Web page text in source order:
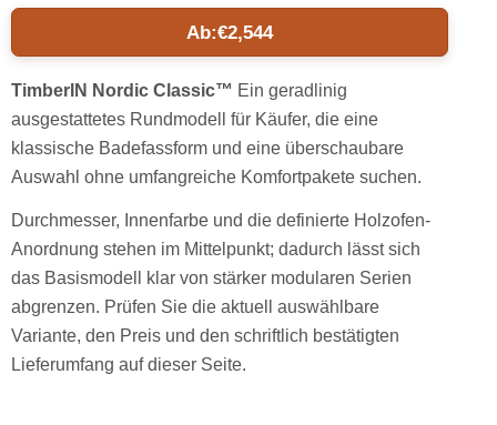
Ab:€2,544
TimberIN Nordic Classic™ Ein geradlinig
ausgestattetes Rundmodell für Käufer, die eine
klassische Badefassform und eine überschaubare
Auswahl ohne umfangreiche Komfortpakete suchen.
Durchmesser, Innenfarbe und die definierte Holzofen-
Anordnung stehen im Mittelpunkt; dadurch lässt sich
das Basismodell klar von stärker modularen Serien
abgrenzen. Prüfen Sie die aktuell auswählbare
Variante, den Preis und den schriftlich bestätigten
Lieferumfang auf dieser Seite.